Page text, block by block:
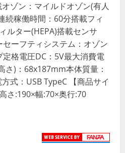
ゾン：マイルドオゾン(有人
続稼働時間：60分搭載フィ
ルター(HEPA)搭載センサ
ーフティシステム：オゾン
格電圧DC：5V最大消費電
さ)：68x187mm本体質量：
式：USB TypeC 【商品サイ
さ:190×幅:70×奥行:70